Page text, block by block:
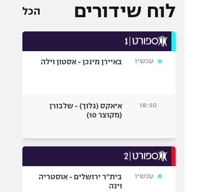
לוח שידורים הכל
עכשיו באיירן מינכן - אסטון וילה
18:50
איאקס (גלוך) - שלבורן
(מקוצר 10)
עכשיו
בית"ר ירושלים - אוסטריה
וינה